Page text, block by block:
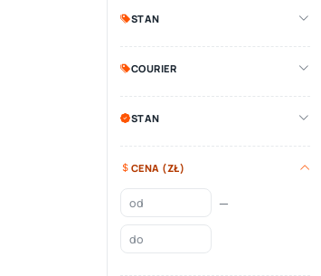
STAN
COURIER
STAN
CENA (ZŁ)
—